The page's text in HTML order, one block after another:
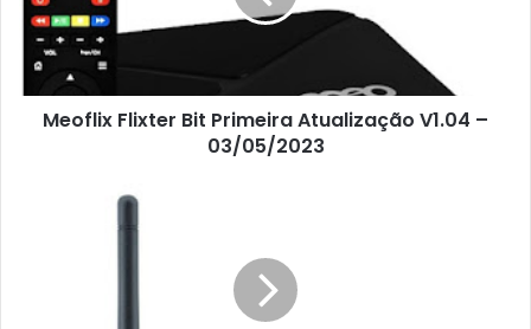
Meoflix Flixter Bit Primeira Atualização V1.04 –
03/05/2023